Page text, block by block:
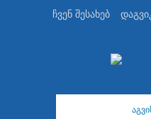
ჩვენ შესახებ